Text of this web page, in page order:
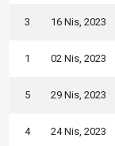
3 16 Nis, 2023
1 02 Nis, 2023
5 29 Nis, 2023
4 24 Nis, 2023